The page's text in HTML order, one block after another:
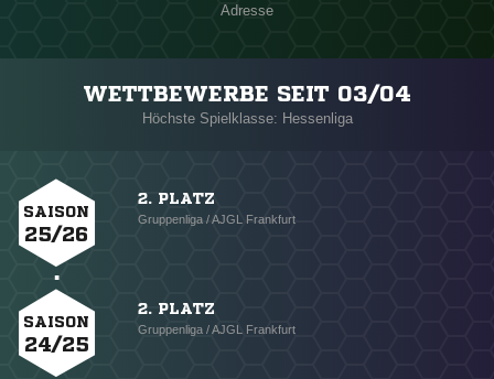
Adresse
WETTBEWERBE SEIT 03/04
Höchste Spielklasse: Hessenliga
SAISON
25/26
2. PLATZ
Gruppenliga / AJGL Frankfurt
SAISON
24/25
2. PLATZ
Gruppenliga / AJGL Frankfurt